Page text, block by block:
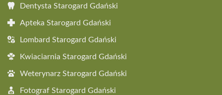
Dentysta Starogard Gdański
Apteka Starogard Gdański
Lombard Starogard Gdański
Kwiaciarnia Starogard Gdański
Weterynarz Starogard Gdański
Fotograf Starogard Gdański